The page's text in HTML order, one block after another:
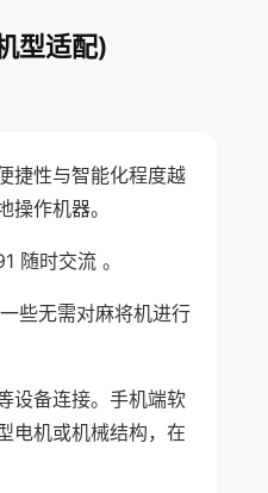
型适配)
捷性与智能化程度越
作机器。
随时交流 。
些无需对麻将机进行
设备连接。手机端软
电机或机械结构，在